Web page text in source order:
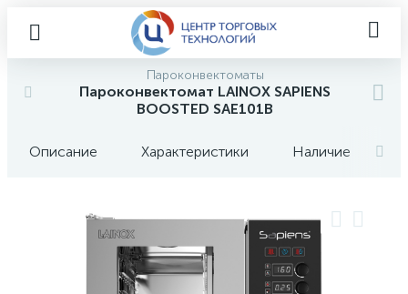
Пароконвектоматы
Пароконвектомат LAINOX SAPIENS
BOOSTED SAE101B
Описание Характеристики Наличие